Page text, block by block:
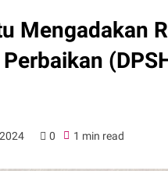
Mengadakan
0 1 min read